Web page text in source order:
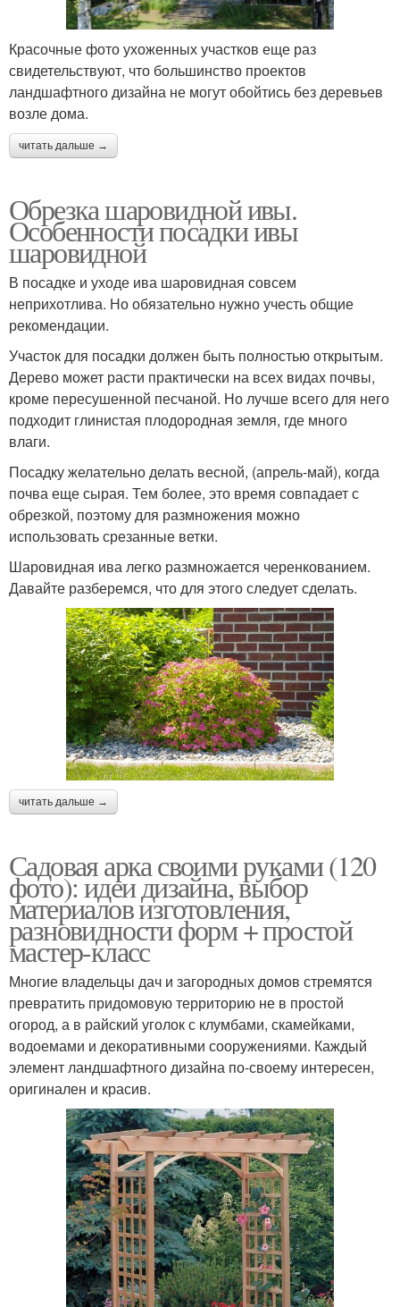
Красочные фото ухоженных участков еще раз
свидетельствуют, что большинство проектов
ландшафтного дизайна не могут обойтись без деревьев
возле дома.
читать дальше →
Обрезка шаровидной ивы.
Особенности посадки ивы
шаровидной
В посадке и уходе ива шаровидная совсем
неприхотлива. Но обязательно нужно учесть общие
рекомендации.
Участок для посадки должен быть полностью открытым.
Дерево может расти практически на всех видах почвы,
кроме пересушенной песчаной. Но лучше всего для него
подходит глинистая плодородная земля, где много
влаги.
Посадку желательно делать весной, (апрель-май), когда
почва еще сырая. Тем более, это время совпадает с
обрезкой, поэтому для размножения можно
использовать срезанные ветки.
Шаровидная ива легко размножается черенкованием.
Давайте разберемся, что для этого следует сделать.
читать дальше →
Садовая арка своими руками (120
фото): идеи дизайна, выбор
материалов изготовления,
разновидности форм + простой
мастер-класс
Многие владельцы дач и загородных домов стремятся
превратить придомовую территорию не в простой
огород, а в райский уголок с клумбами, скамейками,
водоемами и декоративными сооружениями. Каждый
элемент ландшафтного дизайна по-своему интересен,
оригинален и красив.